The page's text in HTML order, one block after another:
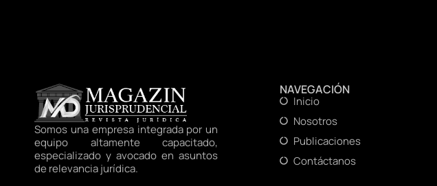
Somos una empresa integrada por un
equipo altamente capacitado,
especializado y avocado en asuntos
de relevancia jurídica.
NAVEGACIÓN
Inicio
Nosotros
Publicaciones
Contáctanos